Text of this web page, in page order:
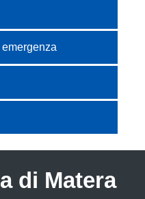
emergenza
di Matera